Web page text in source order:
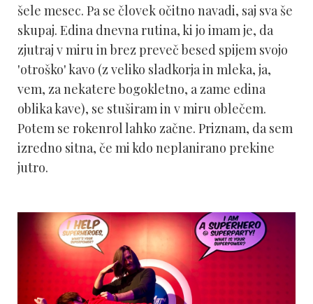
šele mesec. Pa se človek očitno navadi, saj sva še
skupaj. Edina dnevna rutina, ki jo imam je, da
zjutraj v miru in brez preveč besed spijem svojo
'otroško' kavo (z veliko sladkorja in mleka, ja,
vem, za nekatere bogokletno, a zame edina
oblika kave), se stuširam in v miru oblečem.
Potem se rokenrol lahko začne. Priznam, da sem
izredno sitna, če mi kdo neplanirano prekine
jutro.